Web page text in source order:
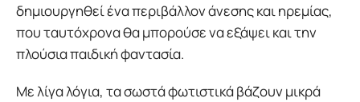
δημιουργηθεί ένα περιβάλλον άνεσης και ηρεμίας,
που ταυτόχρονα θα μπορούσε να εξάψει και την
πλούσια παιδική φαντασία.
Με λίγα λόγια, τα σωστά φωτιστικά βάζουν μικρά